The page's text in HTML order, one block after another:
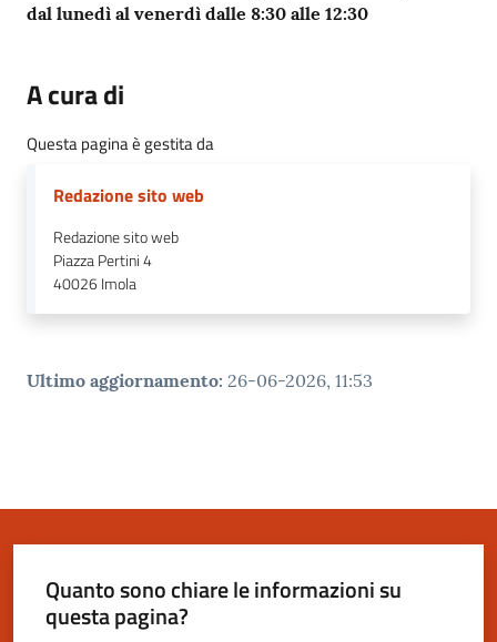
gli
dal lunedì al venerdì dalle 8:30 alle 12:30
A cura di
Questa pagina è gestita da
Redazione sito web
Redazione sito web
Piazza Pertini 4
40026Imola
Ultimo aggiornamento: 26-06-2026, 11:53
Quanto sono chiare le informazioni su
questa pagina?